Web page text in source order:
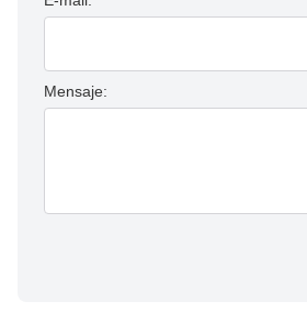
Mensaje: